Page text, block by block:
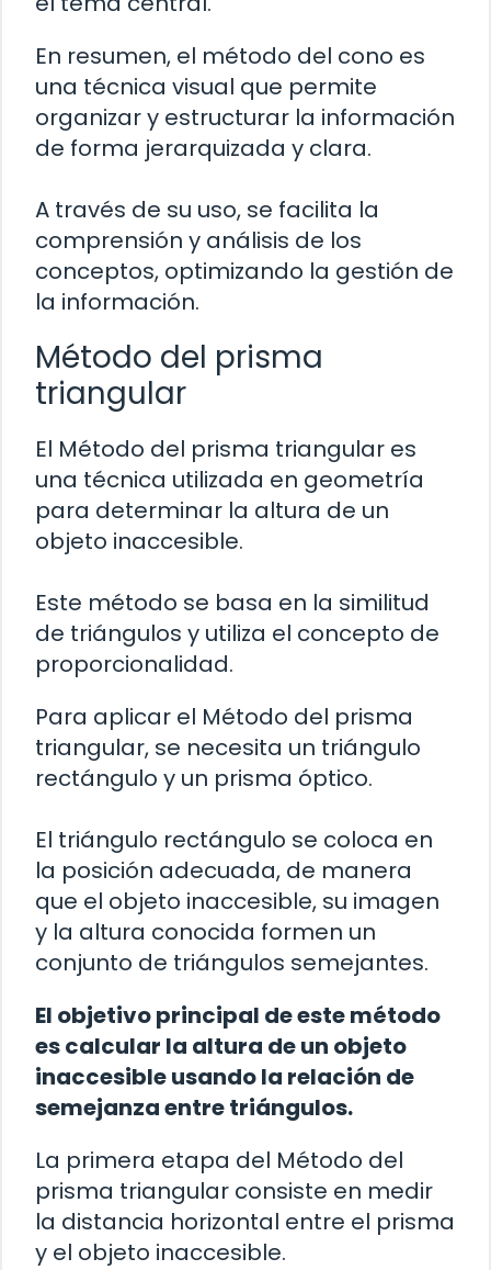
En resumen, el método del cono es
una técnica visual que permite
organizar y estructurar la información
de forma jerarquizada y clara.
A través de su uso, se facilita la
comprensión y análisis de los
conceptos, optimizando la gestión de
la información.
Método del prisma
triangular
El Método del prisma triangular es
una técnica utilizada en geometría
para determinar la altura de un
objeto inaccesible.
Este método se basa en la similitud
de triángulos y utiliza el concepto de
proporcionalidad.
Para aplicar el Método del prisma
triangular, se necesita un triángulo
rectángulo y un prisma óptico.
El triángulo rectángulo se coloca en
la posición adecuada, de manera
que el objeto inaccesible, su imagen
y la altura conocida formen un
conjunto de triángulos semejantes.
El objetivo principal de este método
es calcular la altura de un objeto
inaccesible usando la relación de
semejanza entre triángulos.
La primera etapa del Método del
prisma triangular consiste en medir
la distancia horizontal entre el prisma
y el objeto inaccesible.